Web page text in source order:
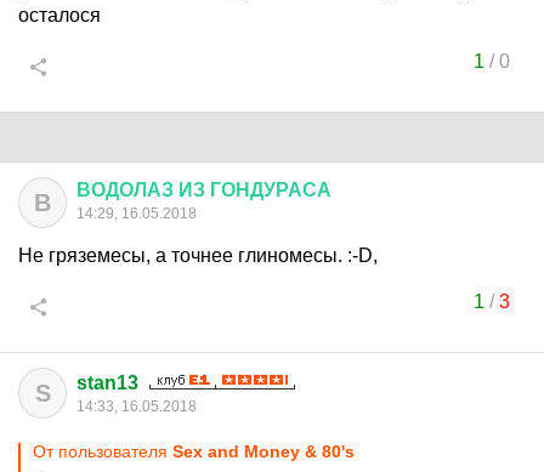
осталося
1 /0
В ВОДОЛАЗ ИЗ ГОНДУРАСА
14:29, 16.05.2018
Не гряземесы, а точнее глиномесы. :-D,
1 /3
S stan13
14:33, 16.05.2018
От пользователя Sex and Money & 80's